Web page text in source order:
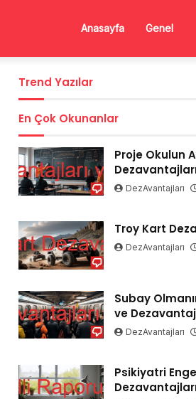
Anasayfa Genel
Trend Yazılar
En Çok Okunanlar
Proje Okulun
DezAvantajları
Troy Kart
DezAvantajları
Subay
ve
DezAvantajları
Psikiyatri